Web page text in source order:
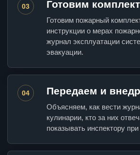
03 Готовим комплект
Готовим пожарный
инструкции о мерах
журнал эксплуатации
эвакуации.
04 Передаем и
Объясняем, как вести
кулинарии, кто за них
показывать инспектору